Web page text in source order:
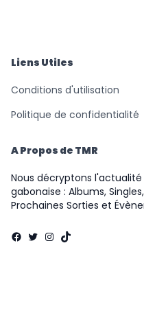
Liens Utiles
Conditions d'utilisation
Politique de confidentialité
A Propos de TMR
Nous décryptons
gabonaise : Albums,
Prochaines Sorties et
Facebook
Twitter
Instagram
TikTok